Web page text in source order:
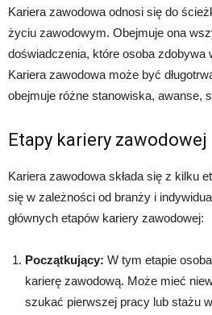
Kariera zawodowa odnosi się do
życiu zawodowym. Obejmuje ona
doświadczenia, które osoba zdobywa
Kariera zawodowa może być
obejmuje różne stanowiska, awanse,
Etapy kariery zawodowej
Kariera zawodowa składa się z kilku
się w zależności od branży i
głównych etapów kariery zawodowej:
Początkujący: W tym etapie
karierę zawodową. Może mieć
szukać pierwszej pracy lub stażu